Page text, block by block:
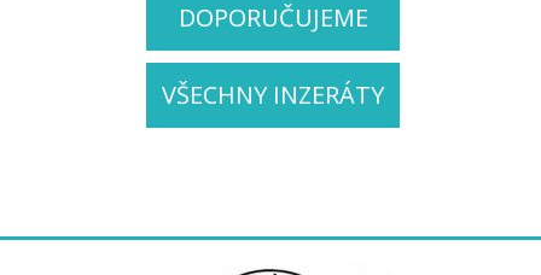
DOPORUČUJEME
VŠECHNY INZERÁTY